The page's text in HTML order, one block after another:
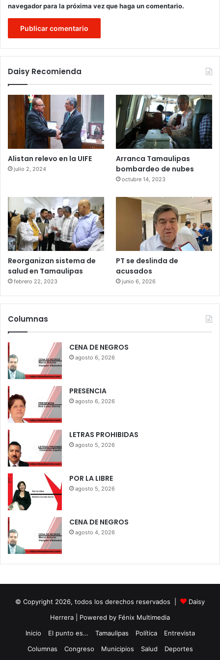
navegador para la próxima vez que haga un comentario.
Daisy Recomienda
Alistan relevo en la UIFE
julio 2, 2024
Arranca Tamaulipas
bombardeo de nubes
octubre 14, 2023
Reorganizan sistema de
salud en Tamaulipas
febrero 22, 2023
PT se deslinda de
acusados
junio 6, 2026
Columnas
CENA DE NEGROS
agosto 6, 2026
PRESENCIA
agosto 6, 2026
LETRAS PROHIBIDAS
agosto 5, 2026
POR LA LIBRE
agosto 5, 2026
CENA DE NEGROS
agosto 4, 2026
© Copyright 2026, todos los derechos reservados |
Daisy
Herrera | Powered by Fénix Multimedia
Inicio
El punto es… Tamaulipas Política
Entrevista
Columnas
Congreso Municipios Salud Deportes